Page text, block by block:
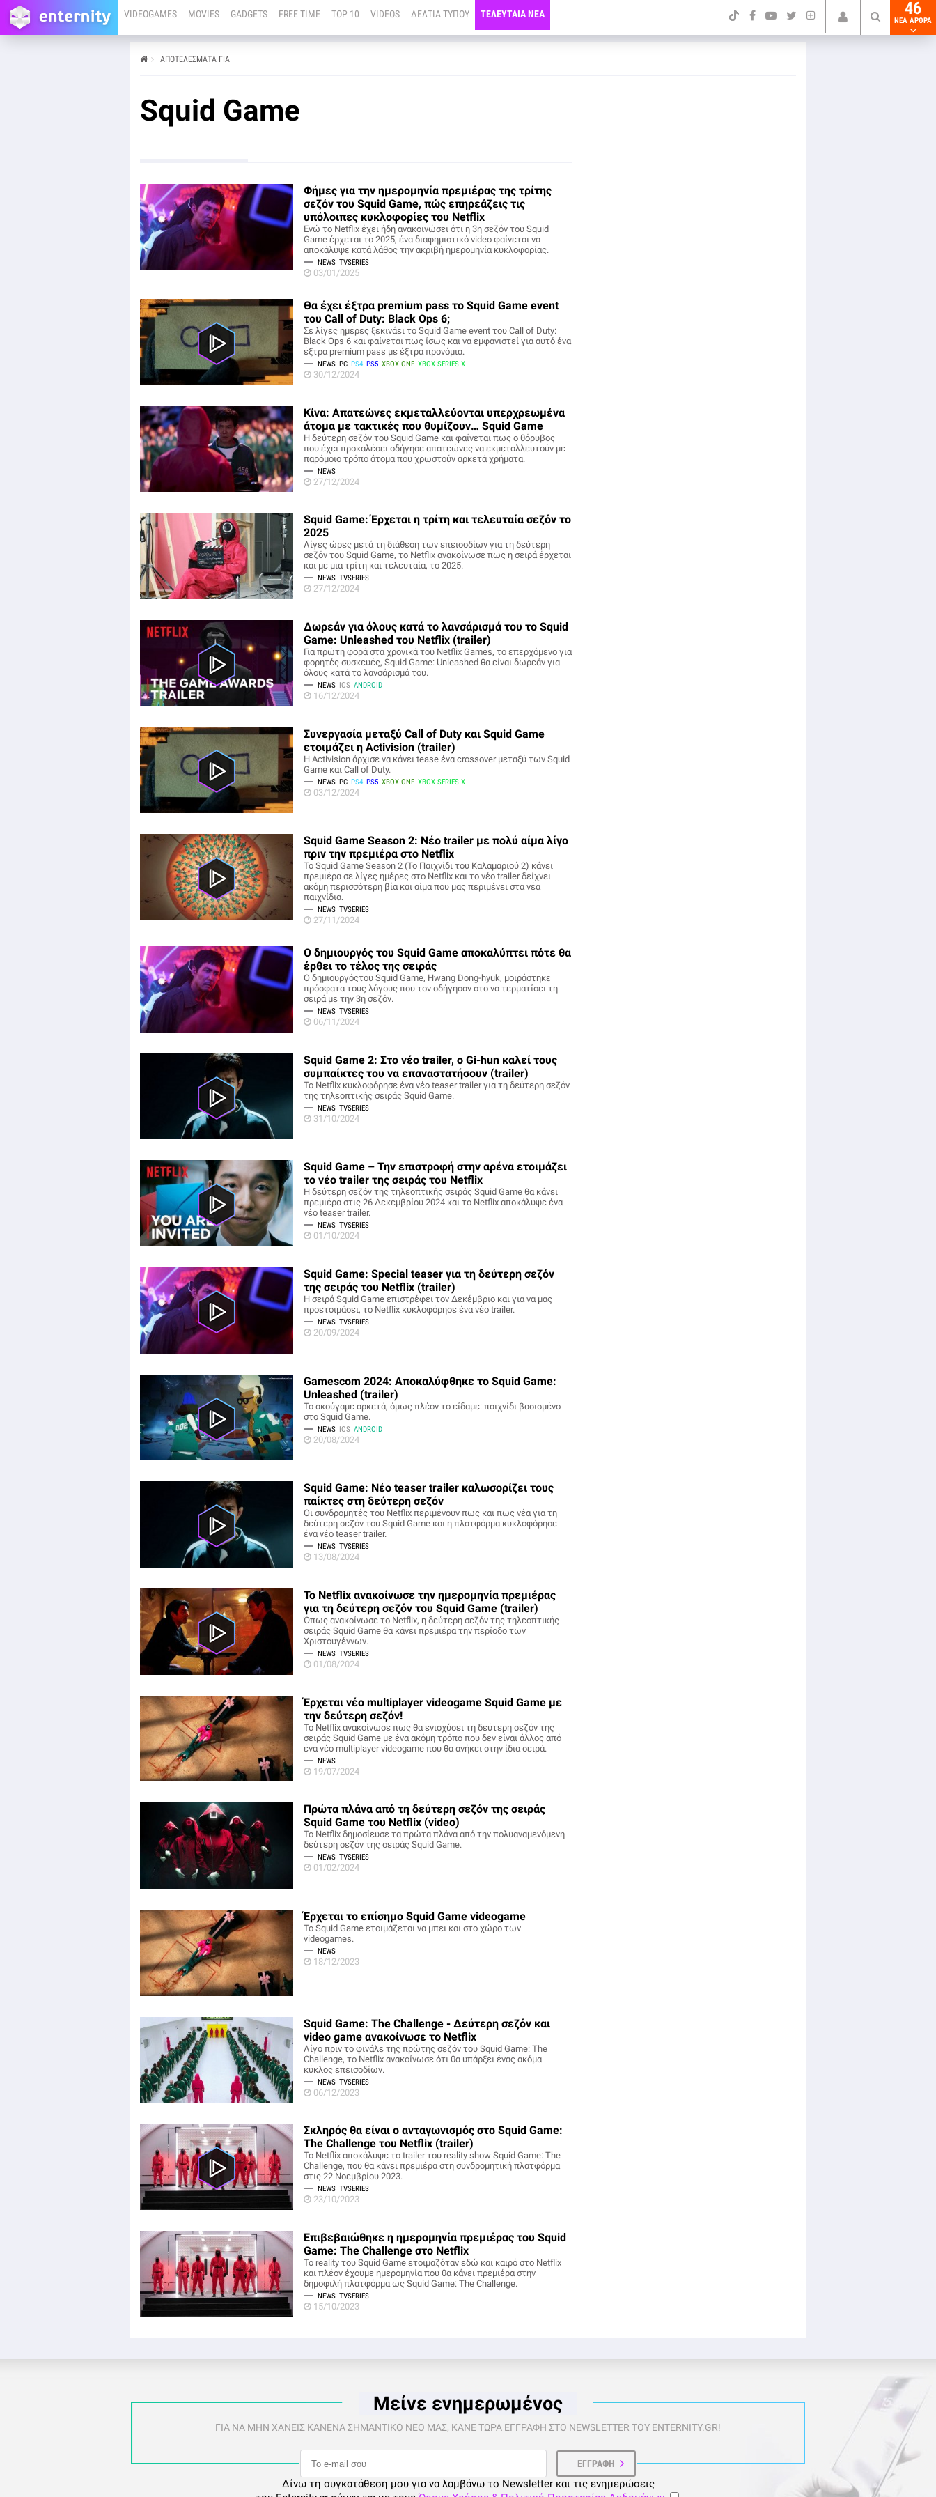
VIDEOGAMES MOVIES GADGETS FREE TIME TOP 10 VIDEOS ΔΕΛΤΙΑ ΤΥΠΟΥ ΤΕΛΕΥΤΑΙΑ ΝΕΑ 46
NEA ΑΡΘΡΑ
ΑΠΟΤΕΛΕΣΜΑΤΑ ΓΙΑ
Squid Game
Φήμες για την ημερομηνία πρεμιέρας της τρίτης
σεζόν του Squid Game, πώς επηρεάζεις τις
υπόλοιπες κυκλοφορίες του Netflix
Ενώ το Netflix έχει ήδη ανακοινώσει ότι η 3η σεζόν του Squid
Game έρχεται το 2025, ένα διαφημιστικό video φαίνεται να
αποκάλυψε κατά λάθος την ακριβή ημερομηνία κυκλοφορίας.
NEWS TVSERIES
03/01/2025
Θα έχει έξτρα premium pass το Squid Game event
του Call of Duty: Black Ops 6;
Σε λίγες ημέρες ξεκινάει το Squid Game event του Call of Duty:
Black Ops 6 και φαίνεται πως ίσως και να εμφανιστεί για αυτό ένα
έξτρα premium pass με έξτρα προνόμια.
NEWS PC PS4 PS5 XBOX ONE XBOX SERIES X
30/12/2024
Κίνα: Απατεώνες εκμεταλλεύονται υπερχρεωμένα
άτομα με τακτικές που θυμίζουν… Squid Game
Η δεύτερη σεζόν του Squid Game και φαίνεται πως ο θόρυβος
που έχει προκαλέσει οδήγησε απατεώνες να εκμεταλλευτούν με
παρόμοιο τρόπο άτομα που χρωστούν αρκετά χρήματα.
NEWS
27/12/2024
Squid Game: Έρχεται η τρίτη και τελευταία σεζόν το
2025
Λίγες ώρες μετά τη διάθεση των επεισοδίων για τη δεύτερη
σεζόν του Squid Game, το Netflix ανακοίνωσε πως η σειρά έρχεται
και με μια τρίτη και τελευταία, το 2025.
NEWS TVSERIES
27/12/2024
Δωρεάν για όλους κατά το λανσάρισμά του το Squid
Game: Unleashed του Netflix (trailer)
Για πρώτη φορά στα χρονικά του Netflix Games, το επερχόμενο για
φορητές συσκευές, Squid Game: Unleashed θα είναι δωρεάν για
όλους κατά το λανσάρισμά του.
NEWS IOS ANDROID
16/12/2024
Συνεργασία μεταξύ Call of Duty και Squid Game
ετοιμάζει η Activision (trailer)
Η Activision άρχισε να κάνει tease ένα crossover μεταξύ των Squid
Game και Call of Duty.
NEWS PC PS4 PS5 XBOX ONE XBOX SERIES X
03/12/2024
Squid Game Season 2: Νέο trailer με πολύ αίμα λίγο
πριν την πρεμιέρα στο Netflix
Το Squid Game Season 2 (Το Παιχνίδι του Καλαμαριού 2) κάνει
πρεμιέρα σε λίγες ημέρες στο Netflix και το νέο trailer δείχνει
ακόμη περισσότερη βία και αίμα που μας περιμένει στα νέα
παιχνίδια.
NEWS TVSERIES
27/11/2024
Ο δημιουργός του Squid Game αποκαλύπτει πότε θα
έρθει το τέλος της σειράς
Ο δημιουργόςτου Squid Game, Hwang Dong-hyuk, μοιράστηκε
πρόσφατα τους λόγους που τον οδήγησαν στο να τερματίσει τη
σειρά με την 3η σεζόν.
NEWS TVSERIES
06/11/2024
Squid Game 2: Στο νέο trailer, ο Gi-hun καλεί τους
συμπαίκτες του να επαναστατήσουν (trailer)
Το Netflix κυκλοφόρησε ένα νέο teaser trailer για τη δεύτερη σεζόν
της τηλεοπτικής σειράς Squid Game.
NEWS TVSERIES
31/10/2024
Squid Game – Την επιστροφή στην αρένα ετοιμάζει
το νέο trailer της σειράς του Netflix
Η δεύτερη σεζόν της τηλεοπτικής σειράς Squid Game θα κάνει
πρεμιέρα στις 26 Δεκεμβρίου 2024 και το Netflix αποκάλυψε ένα
νέο teaser trailer.
NEWS TVSERIES
01/10/2024
Squid Game: Special teaser για τη δεύτερη σεζόν
της σειράς του Netflix (trailer)
Η σειρά Squid Game επιστρέφει τον Δεκέμβριο και για να μας
προετοιμάσει, το Netflix κυκλοφόρησε ένα νέο trailer.
NEWS TVSERIES
20/09/2024
Gamescom 2024: Αποκαλύφθηκε το Squid Game:
Unleashed (trailer)
Το ακούγαμε αρκετά, όμως πλέον το είδαμε: παιχνίδι βασισμένο
στο Squid Game.
NEWS IOS ANDROID
20/08/2024
Squid Game: Νέο teaser trailer καλωσορίζει τους
παίκτες στη δεύτερη σεζόν
Οι συνδρομητές του Netflix περιμένουν πως και πως νέα για τη
δεύτερη σεζόν του Squid Game και η πλατφόρμα κυκλοφόρησε
ένα νέο teaser trailer.
NEWS TVSERIES
13/08/2024
Το Netflix ανακοίνωσε την ημερομηνία πρεμιέρας
για τη δεύτερη σεζόν του Squid Game (trailer)
Όπως ανακοίνωσε το Netflix, η δεύτερη σεζόν της τηλεοπτικής
σειράς Squid Game θα κάνει πρεμιέρα την περίοδο των
Χριστουγέννων.
NEWS TVSERIES
01/08/2024
Έρχεται νέο multiplayer videogame Squid Game με
την δεύτερη σεζόν!
Το Netflix ανακοίνωσε πως θα ενισχύσει τη δεύτερη σεζόν της
σειράς Squid Game με ένα ακόμη τρόπο που δεν είναι άλλος από
ένα νέο multiplayer videogame που θα ανήκει στην ίδια σειρά.
NEWS
19/07/2024
Πρώτα πλάνα από τη δεύτερη σεζόν της σειράς
Squid Game του Netflix (video)
To Netflix δημοσίευσε τα πρώτα πλάνα από την πολυαναμενόμενη
δεύτερη σεζόν της σειράς Squid Game.
NEWS TVSERIES
01/02/2024
Έρχεται το επίσημο Squid Game videogame
To Squid Game ετοιμάζεται να μπει και στο χώρο των
videogames.
NEWS
18/12/2023
Squid Game: The Challenge - Δεύτερη σεζόν και
video game ανακοίνωσε το Netflix
Λίγο πριν το φινάλε της πρώτης σεζόν του Squid Game: The
Challenge, το Netflix ανακοίνωσε ότι θα υπάρξει ένας ακόμα
κύκλος επεισοδίων.
NEWS TVSERIES
06/12/2023
Σκληρός θα είναι ο ανταγωνισμός στο Squid Game:
The Challenge του Netflix (trailer)
To Netflix αποκάλυψε το trailer του reality show Squid Game: The
Challenge, που θα κάνει πρεμιέρα στη συνδρομητική πλατφόρμα
στις 22 Νοεμβρίου 2023.
NEWS TVSERIES
23/10/2023
Επιβεβαιώθηκε η ημερομηνία πρεμιέρας του Squid
Game: The Challenge στο Netflix
Το reality του Squid Game ετοιμαζόταν εδώ και καιρό στο Netflix
και πλέον έχουμε ημερομηνία που θα κάνει πρεμιέρα στην
δημοφιλή πλατφόρμα ως Squid Game: The Challenge.
NEWS TVSERIES
15/10/2023
Μείνε ενημερωμένος
ΓΙΑ ΝΑ ΜΗΝ ΧΑΝΕΙΣ ΚΑΝΕΝΑ ΣΗΜΑΝΤΙΚΟ ΝΕΟ ΜΑΣ, ΚΑΝΕ ΤΩΡΑ ΕΓΓΡΑΦΗ ΣΤΟ NEWSLETTER ΤΟΥ ENTERNITY.GR!
Δίνω τη συγκατάθεση μου για να λαμβάνω το Newsletter και τις ενημερώσεις